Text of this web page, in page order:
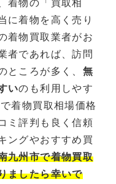
着物の「買取相
に着物を高く売り
着物買取業者がお
者であれば、訪問
ところが多く、 無
いのも利用しやす
着物買取相場価格
ミ評判も良く信頼
ングやおすすめ買
九州市で着物買取
ましたら幸いで